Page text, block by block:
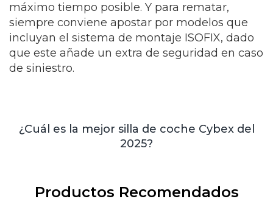
máximo tiempo posible. Y para rematar,
siempre conviene apostar por modelos que
incluyan el sistema de montaje ISOFIX, dado
que este añade un extra de seguridad en caso
de siniestro.
¿Cuál es la mejor silla de coche Cybex del
2025?
Productos Recomendados